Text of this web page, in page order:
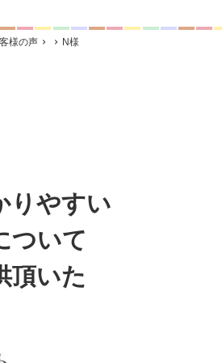
様の声 N様
りやすい
ついて
頂いた